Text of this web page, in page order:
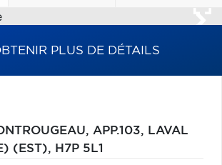
PLUS DE DÉTAILS
APP.103, LAVAL
(EST), H7P 5L1